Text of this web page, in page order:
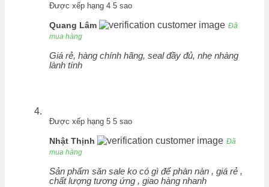
Được xếp hạng 4 5 sao
Quang Lâm
Đã
mua hàng
Giá rẻ, hàng chính hãng, seal đầy đủ, nhẹ nhàng
lành tính
Được xếp hạng 5 5 sao
Nhật Thịnh
Đã
mua hàng
Sản phẩm săn sale ko có gì để phàn nàn , giá rẻ ,
chất lượng tương ứng , giao hàng nhanh